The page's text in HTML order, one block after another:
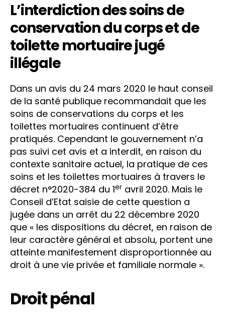
L’interdiction des soins de
conservation du corps et de
toilette mortuaire jugé
illégale
Dans un avis du 24 mars 2020 le haut conseil
de la santé publique recommandait que les
soins de conservations du corps et les
toilettes mortuaires continuent d’être
pratiqués. Cependant le gouvernement n’a
pas suivi cet avis et a interdit, en raison du
contexte sanitaire actuel, la pratique de ces
soins et les toilettes mortuaires à travers le
décret n°2020-384 du 1er avril 2020. Mais le
Conseil d’Etat saisie de cette question a
jugée dans un arrêt du 22 décembre 2020
que « les dispositions du décret, en raison de
leur caractère général et absolu, portent une
atteinte manifestement disproportionnée au
droit à une vie privée et familiale normale ».
Droit pénal